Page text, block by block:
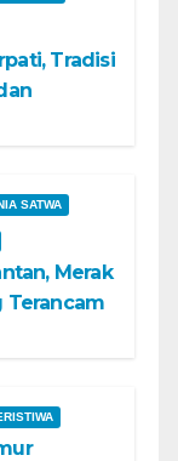
Tradisi
SATWA
Merak
Terancam